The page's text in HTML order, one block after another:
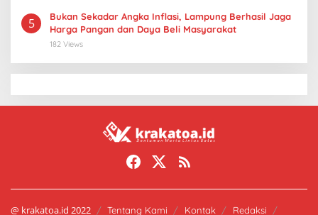
5
Bukan Sekadar Angka Inflasi, Lampung Berhasil Jaga
Harga Pangan dan Daya Beli Masyarakat
182 Views
@ krakatoa.id 2022 Tentang Kami Kontak Redaksi